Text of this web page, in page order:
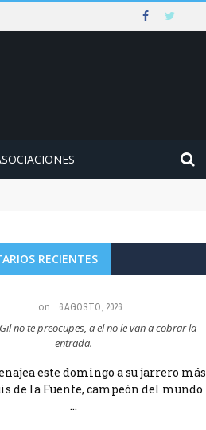
RECIENTES
on 6 AGOSTO, 2026
no te preocupes, a el no le van a cobrar la
entrada.
este domingo a su jarrero más
de la Fuente, campeón del mundo
...